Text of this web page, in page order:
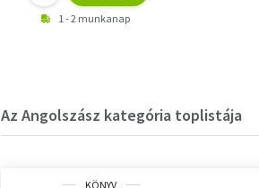
1 - 2 munkanap
Az Angolszász kategória toplistája
KÖNYV